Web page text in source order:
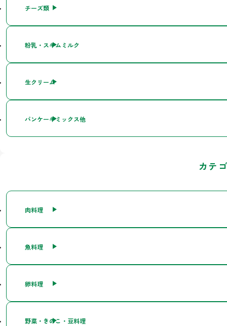
チーズ類
粉乳・スキムミルク
生クリーム
パンケーキミックス他
カテ
肉料理
魚料理
卵料理
野菜・きのこ・豆料理